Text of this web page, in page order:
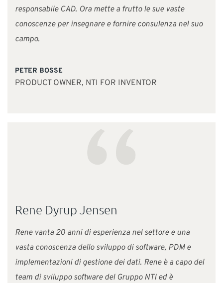
responsabile CAD. Ora mette a frutto le sue vaste
conoscenze per insegnare e fornire consulenza nel suo
campo.
PETER BOSSE
PRODUCT OWNER, NTI FOR INVENTOR
“
Rene Dyrup Jensen
Rene vanta 20 anni di esperienza nel settore e una
vasta conoscenza dello sviluppo di software, PDM e
implementazioni di gestione dei dati. Rene è a capo del
team di sviluppo software del Gruppo NTI ed è